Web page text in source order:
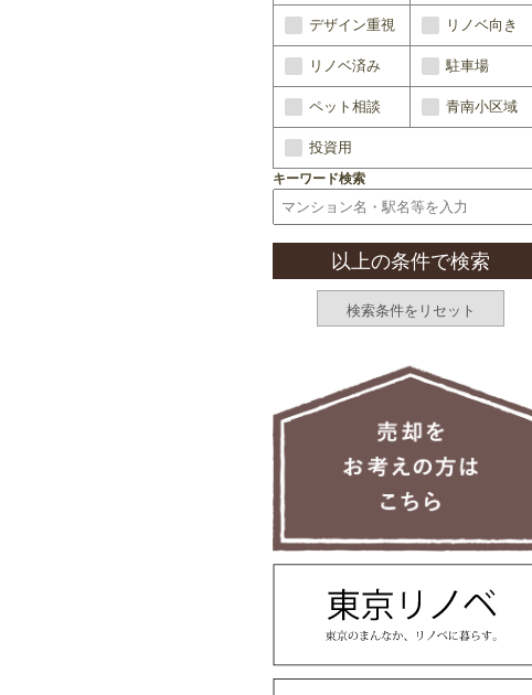
デザイン重視 リノベ向き
リノベ済み 駐車場
ペット相談 青南小区域
投資用
キーワード検索